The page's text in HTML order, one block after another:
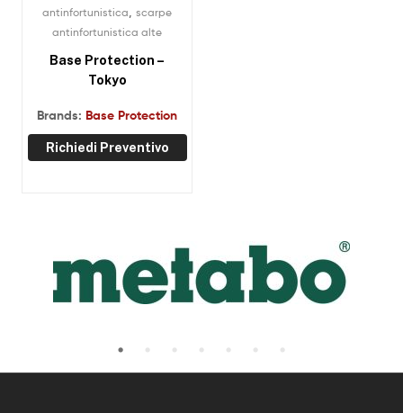
antinfortunistica scarpe
antinfortunistica alte
Base Protection –
Tokyo
Brands: Base Protection
Richiedi Preventivo